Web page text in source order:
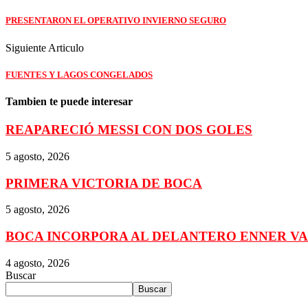
PRESENTARON EL OPERATIVO INVIERNO SEGURO
Siguiente Articulo
FUENTES Y LAGOS CONGELADOS
Tambien te puede interesar
REAPARECIÓ MESSI CON DOS GOLES
5 agosto, 2026
PRIMERA VICTORIA DE BOCA
5 agosto, 2026
BOCA INCORPORA AL DELANTERO ENNER
4 agosto, 2026
Buscar
Buscar